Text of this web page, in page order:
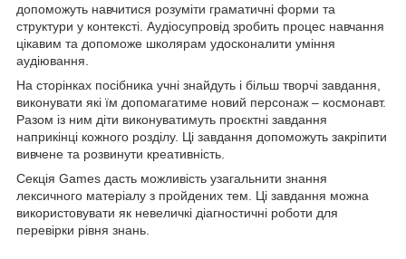
допоможуть навчитися розуміти граматичні форми та
структури у контексті. Аудіосупровід зробить процес навчання
цікавим та допоможе школярам удосконалити уміння
аудіювання.
На сторінках посібника учні знайдуть і більш творчі завдання,
виконувати які їм допомагатиме новий персонаж – космонавт.
Разом із ним діти виконуватимуть проєктні завдання
наприкінці кожного розділу. Ці завдання допоможуть закріпити
вивчене та розвинути креативність.
Секція Games дасть можливість узагальнити знання
лексичного матеріалу з пройдених тем. Ці завдання можна
використовувати як невеличкі діагностичні роботи для
перевірки рівня знань.